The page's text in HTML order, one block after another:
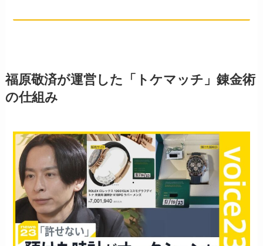
福原敬済が運営した「トケマッチ」錬金術
の仕組み